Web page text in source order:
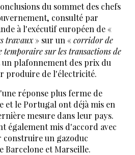
du sommet des chefs
consulté par
à l'exécutif européen de «
travaux» sur un «corridor de
sur les transactions de
plafonnement des prix du
produire de l'électricité.
réponse plus ferme de
et le Portugal ont déjà mis en
mesure dans leur pays.
également mis d'accord avec
construire un gazoduc
Barcelone et Marseille.